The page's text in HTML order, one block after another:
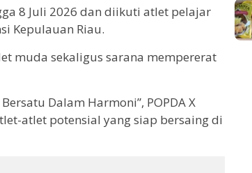
8 Juli 2026 dan diikuti atlet pelajar
Kepulauan Riau.
muda sekaligus sarana mempererat
Dalam Harmoni”, POPDA X
atlet potensial yang siap bersaing di